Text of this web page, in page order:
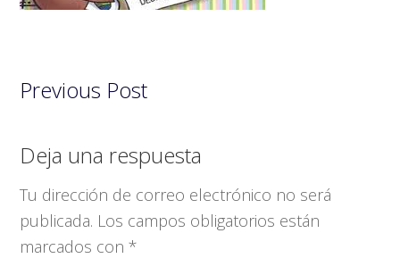
Previous Post
Interacciones
con
los
lectores
Deja una respuesta
Tu dirección de correo electrónico no será
publicada. Los campos obligatorios están
marcados con*